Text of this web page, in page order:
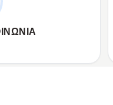
κλήσεις Bluetooth.
φωνητικό βοηθό AI.
έλεγχο πρόσβασης.